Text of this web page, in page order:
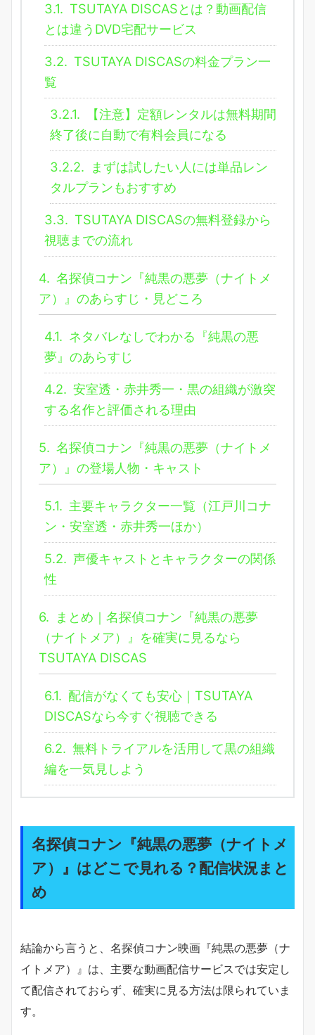
3.1. TSUTAYA DISCASとは？動画配信
とは違うDVD宅配サービス
3.2. TSUTAYA DISCASの料金プラン一
覧
3.2.1.
【注意】定額レンタルは無料期間
終了後に自動で有料会員になる
3.2.2. まずは試したい人には単品レン
タルプランもおすすめ
3.3. TSUTAYA DISCASの無料登録から
視聴までの流れ
4. 名探偵コナン『純黒の悪夢（ナイトメ
ア）』のあらすじ・見どころ
4.1. ネタバレなしでわかる『純黒の悪
夢』のあらすじ
4.2. 安室透・赤井秀一・黒の組織が激突
する名作と評価される理由
5. 名探偵コナン『純黒の悪夢（ナイトメ
ア）』の登場人物・キャスト
5.1. 主要キャラクター一覧（江戸川コナ
ン・安室透・赤井秀一ほか）
5.2. 声優キャストとキャラクターの関係
性
6. まとめ｜名探偵コナン『純黒の悪夢
（ナイトメア）』を確実に見るなら
TSUTAYA DISCAS
6.1. 配信がなくても安心｜TSUTAYA
DISCASなら今すぐ視聴できる
6.2. 無料トライアルを活用して黒の組織
編を一気見しよう
名探偵コナン『純黒の悪夢（ナイトメ
ア）』はどこで見れる？配信状況まと
め
結論から言うと、名探偵コナン映画『純黒の悪夢（ナ
イトメア）』は、主要な動画配信サービスでは安定し
て配信されておらず、確実に見る方法は限られていま
す。